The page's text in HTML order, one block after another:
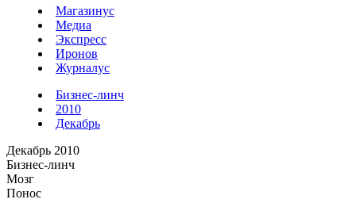
Магазинус
Медиа
Экспресс
Иронов
Журналус
Бизнес-линч
2010
Декабрь
Декабрь 2010
Бизнес-линч
Мозг
Понос